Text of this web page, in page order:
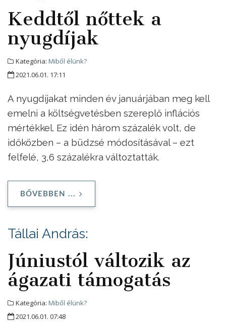
Keddtől nőttek a
nyugdíjak
Kategória: Miből élünk?
2021.06.01. 17:11
A nyugdíjakat minden év januárjában meg kell
emelni a költségvetésben szereplő inflációs
mértékkel. Ez idén három százalék volt, de
időközben – a büdzsé módosításával – ezt
felfelé, 3,6 százalékra változtatták.
BŐVEBBEN ...
Tállai András:
Júniustól változik az
ágazati támogatás
Kategória: Miből élünk?
2021.06.01. 07:48